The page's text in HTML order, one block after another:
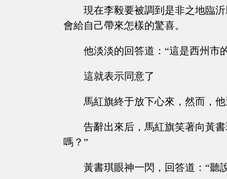
現在李毅要被調到是非之地臨
會給自己帶來怎樣的驚喜。
他淡淡的回答道：“這是西州市
這就表示同意了
馬紅旗終于放下心來，然而，
告辭出來后，馬紅旗笑著向黃
嗎？”
黃書琪眼神一閃，回答道：“聽